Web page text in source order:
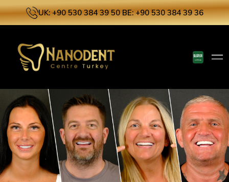
UK: +90 530 384 39 50 BE: +90 530 384 39 36